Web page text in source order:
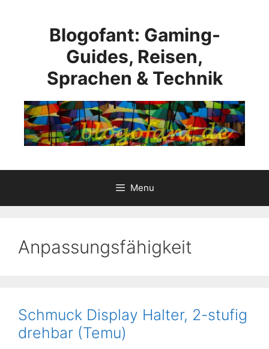
Blogofant: Gaming-
Guides, Reisen,
Sprachen & Technik
Menu
Anpassungsfähigkeit
Schmuck Display Halter, 2-stufig
drehbar (Temu)